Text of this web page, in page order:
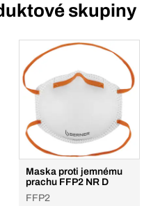
skupiny
Maska proti jemnému
prachu FFP2 NR D
FFP2